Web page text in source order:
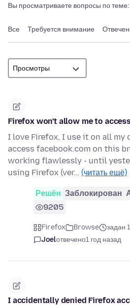
Вы просматриваете вопросы по теме:
Все Требуется внимание
Firefox won't allow me to
I love Firefox, I use it on all my
access facebook.com on this
working flawlessly - until
using Firefox (ver… (читать ещё)
Решён Заблокирован
9205
Firefox Browse
задан
Joelотвечено1 год назад
I accidentally denied Firefox